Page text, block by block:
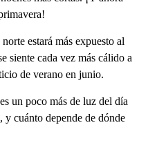
estará más expuesto al
siente cada vez más cálido a
de verano en junio.
un poco más de luz del día
y cuánto depende de dónde